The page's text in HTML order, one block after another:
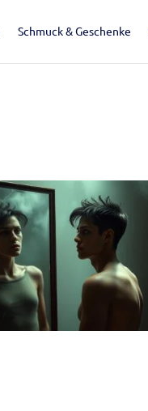
Schmuck & Geschenke